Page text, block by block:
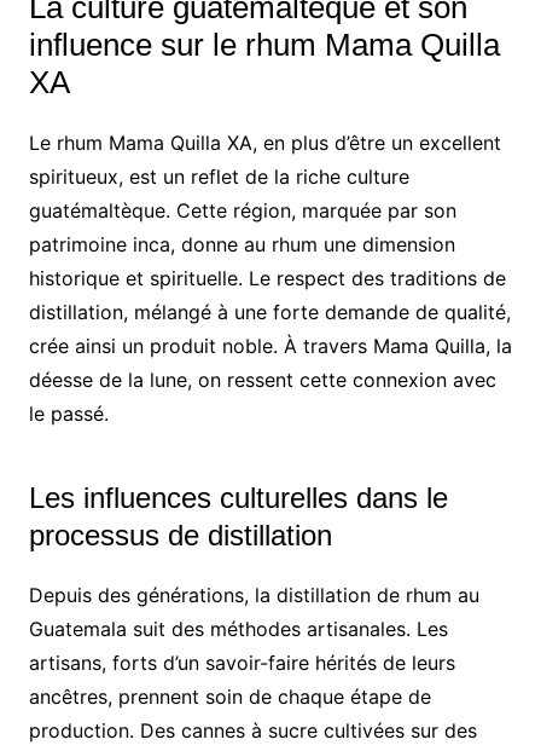
La culture guatémaltèque et son
influence sur le rhum Mama Quilla
XA
Le rhum Mama Quilla XA, en plus d’être un excellent
spiritueux, est un reflet de la riche culture
guatémaltèque. Cette région, marquée par son
patrimoine inca, donne au rhum une dimension
historique et spirituelle. Le respect des traditions de
distillation, mélangé à une forte demande de qualité,
crée ainsi un produit noble. À travers Mama Quilla, la
déesse de la lune, on ressent cette connexion avec
le passé.
Les influences culturelles dans le
processus de distillation
Depuis des générations, la distillation de rhum au
Guatemala suit des méthodes artisanales. Les
artisans, forts d’un savoir-faire hérités de leurs
ancêtres, prennent soin de chaque étape de
production. Des cannes à sucre cultivées sur des